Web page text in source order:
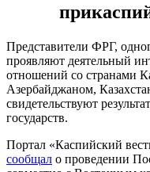
Представители ФРГ,
проявляют деятельный
отношений со странами
Азербайджаном,
свидетельствуют
государств.
Портал «Каспийский
сообщал о проведении